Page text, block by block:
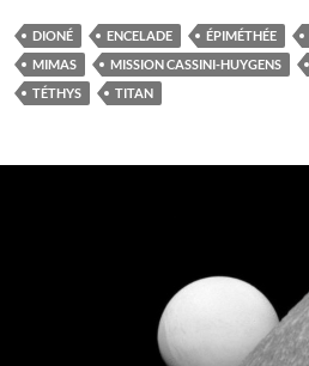
DIONÉ ENCELADE ÉPIMÉTHÉE
MIMAS
MISSION CASSINI-HUYGENS
TÉTHYS
TITAN